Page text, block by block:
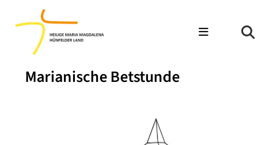
Marianische Betstunde